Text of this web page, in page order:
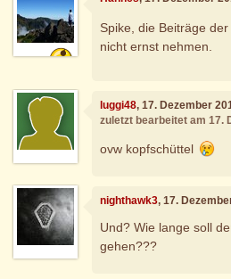
Spike, die Beiträge
nicht ernst nehmen.
luggi48, 17. Dezember
zuletzt bearbeitet am 17.
ovw kopfschüttel
nighthawk3, 17.
Und? Wie lange soll
gehen???